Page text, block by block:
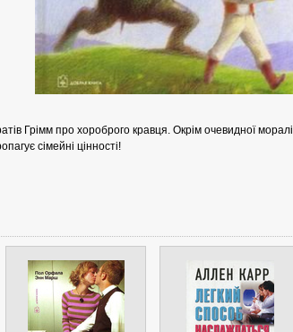
Грімм про хороброго кравця. Окрім очевидної моралі
сімейні цінності!